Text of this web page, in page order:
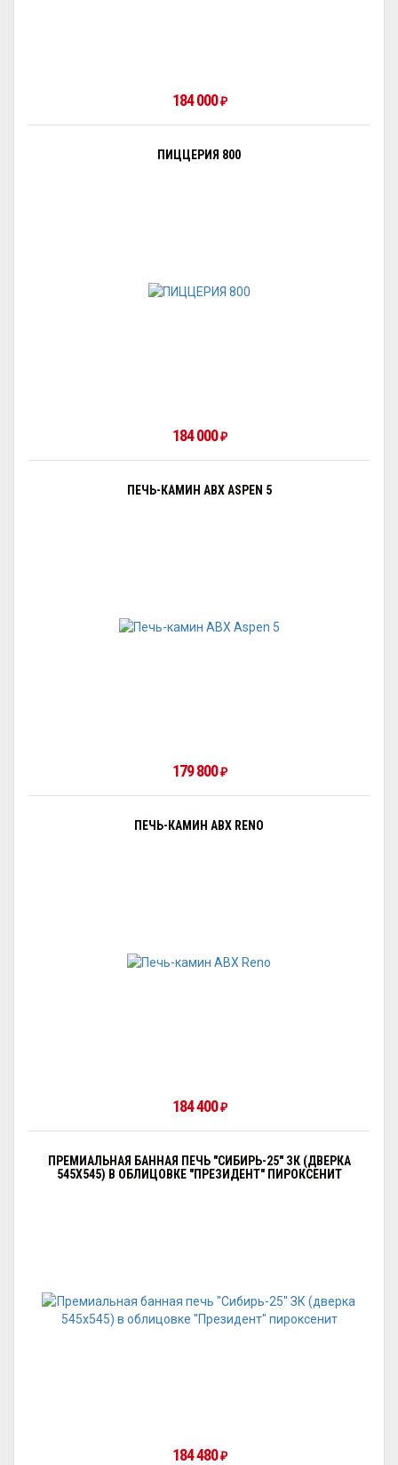
184 000₽
ПИЦЦЕРИЯ 800
184 000₽
ПЕЧЬ-КАМИН ABX ASPEN 5
179 800₽
ПЕЧЬ-КАМИН ABX RENO
184 400₽
ПРЕМИАЛЬНАЯ БАННАЯ ПЕЧЬ "СИБИРЬ-25" ЗК (ДВЕРКА
545Х545) В ОБЛИЦОВКЕ "ПРЕЗИДЕНТ" ПИРОКСЕНИТ
184 480₽